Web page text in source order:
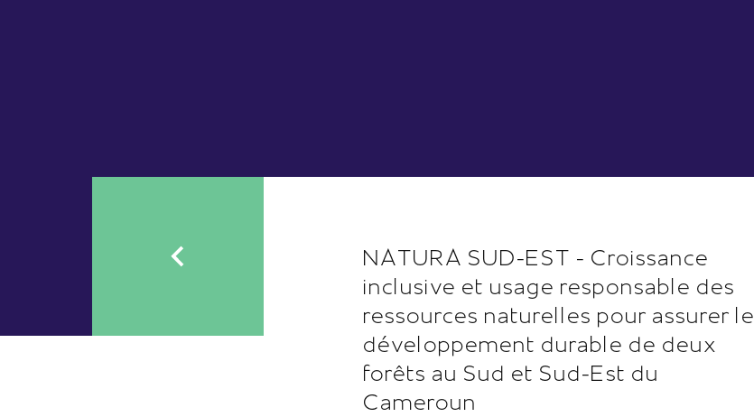
NATURA SUD-EST - Croissance
inclusive et usage responsable des
ressources naturelles pour assurer le
développement durable de deux
forêts au Sud et Sud-Est du
Cameroun